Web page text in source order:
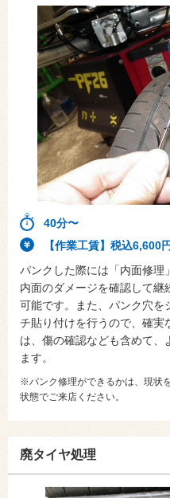
40分〜
【作業工賃】税込6,600
パンクした際には「内面修理
内面のダメージを確認して
可能です。また、パンク穴を
チ貼り付けを行うので、確実
は、傷の確認なども含めて
ます。
※パンク修理ができるかは、現状
状態でご来店ください。
廃タイヤ処理